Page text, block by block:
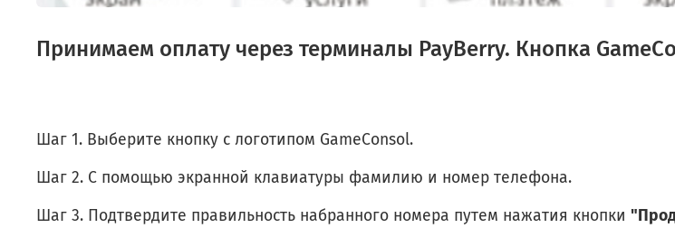
Принимаем оплату через терминалы PayBerry. Кнопка
Шаг 1. Выберите кнопку с логотипом GameConsol.
Шаг 2. C помощью экранной клавиатуры фамилию и номер телефона.
Шаг 3. Подтвердите правильность набранного номера путем нажатия кнопки